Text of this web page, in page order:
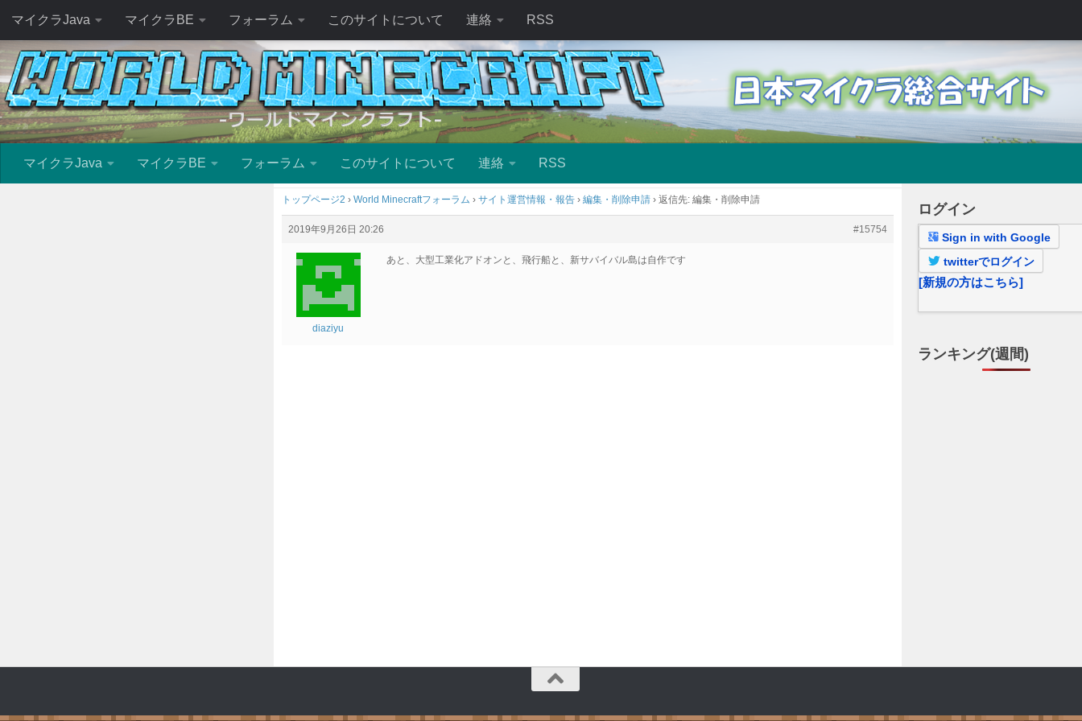
マイクラJava マイクラBE フォーラム このサイトについて 連絡 RSS
マイクラJava マイクラBE フォーラム このサイトについて 連絡 RSS
トップページ2 › World Minecraftフォーラム › サイト運営情報・報告 › 編集・削除申請 › 返信先: 編集・削除申請
2019年9月26日 20:26 #15754
diaziyu
あと、大型工業化アドオンと、飛行船と、新サバイバル島は自作です
ログイン
Sign in with Google
twitterでログイン
[新規の方はこちら]
ランキング(週間)